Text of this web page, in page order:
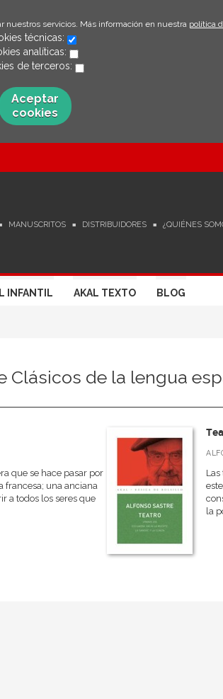
nuestros servicios. Más información en nuestra política
técnicas:
analíticas:
de terceros:
Aceptar
cookies
MANUSCRITOS DISTRIBUIDORES ¿QUIÉNES
INFANTIL AKAL TEXTO BLOG
Clásicos de la lengua
que se hace pasar por
francesa; una anciana
a todos los seres que
la